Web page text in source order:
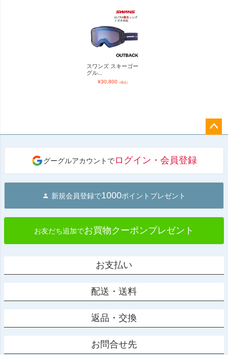
スワンズ スキーゴー
グル...
¥30,800 （税込）
へ
グーグルアカウントでログイン・会員登録
新規会員登録で1000ポイントプレゼント
お友だち追加でお買物クーポンプレゼント
お支払い
配送・送料
返品・交換
お問合せ先